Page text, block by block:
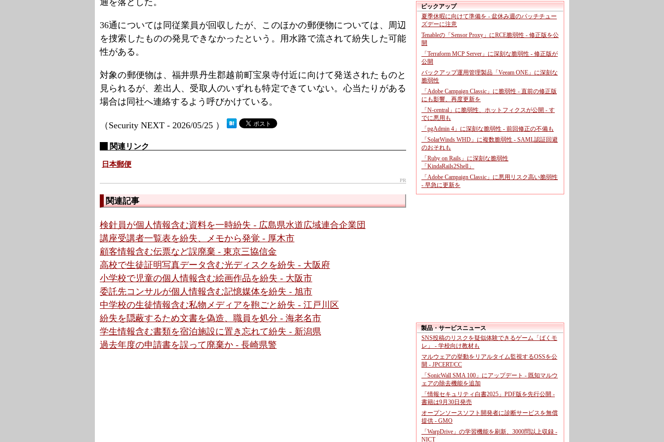
通を落とした。
36通については同従業員が回収したが、このほかの郵便物については、周辺
を捜索したものの発見できなかったという。用水路で流されて紛失した可能
性がある。
対象の郵便物は、福井県丹生郡越前町宝泉寺付近に向けて発送されたものと
見られるが、差出人、受取人のいずれも特定できていない。心当たりがある
場合は同社へ連絡するよう呼びかけている。
（Security NEXT - 2026/05/25 ）
関連リンク
日本郵便
PR
関連記事
検針員が個人情報含む資料を一時紛失 - 広島県水道広域連合企業団
講座受講者一覧表を紛失、メモから発覚 - 厚木市
顧客情報含む伝票など誤廃棄 - 東京三協信金
高校で生徒証明写真データ含む光ディスクを紛失 - 大阪府
小学校で児童の個人情報含む絵画作品を紛失 - 大阪市
委託先コンサルが個人情報含む記憶媒体を紛失 - 旭市
中学校の生徒情報含む私物メディアを鞄ごと紛失 - 江戸川区
紛失を隠蔽するため文書を偽造、職員を処分 - 海老名市
学生情報含む書類を宿泊施設に置き忘れて紛失 - 新潟県
過去年度の申請書を誤って廃棄か - 長崎県警
ピックアップ
夏季休暇に向けて準備を - 盆休み週のパッチチュー
ズデーに注意
Tenableの「Sensor Proxy」にRCE脆弱性 - 修正版を公
開
「Terraform MCP Server」に深刻な脆弱性 - 修正版が
公開
バックアップ運用管理製品「Veeam ONE」に深刻な
脆弱性
「Adobe Campaign Classic」に脆弱性 - 直前の修正版
にも影響、再度更新を
「N-central」に脆弱性、ホットフィクスが公開 - す
でに悪用も
「pgAdmin 4」に深刻な脆弱性 - 前回修正の不備も
「SolarWinds WHD」に複数脆弱性 - SAML認証回避
のおそれも
「Ruby on Rails」に深刻な脆弱性
「KindaRails2Shell」
「Adobe Campaign Classic」に悪用リスク高い脆弱性
- 早急に更新を
製品・サービスニュース
SNS投稿のリスクを疑似体験できるゲーム「ばくモ
レ」 - 学校向け教材も
マルウェアの挙動をリアルタイム監視するOSSを公
開 - JPCERT/CC
「SonicWall SMA 100」にアップデート - 既知マルウ
ェアの除去機能を追加
「情報セキュリティ白書2025」PDF版を先行公開 -
書籍は9月30日発売
オープンソースソフト開発者に診断サービスを無償
提供 - GMO
「WarpDrive」の学習機能を刷新、3000問以上収録 -
NICT